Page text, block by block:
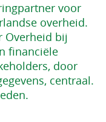
voor
overheid.
Overheid bij
financiële
door
centraal.